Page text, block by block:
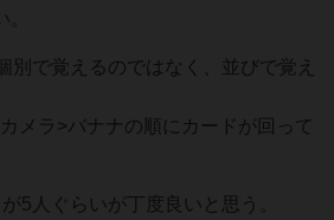
別で覚えるのではなく、並びで覚え
メラ>バナナの順にカードが回って
5人ぐらいが丁度良いと思う。